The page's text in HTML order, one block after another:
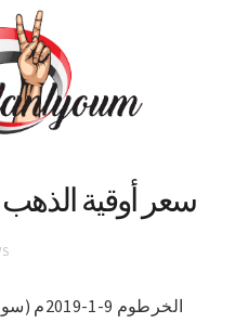
سعر أوقية الذهب يسجل